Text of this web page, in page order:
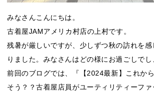
みなさんこんにちは。
古着屋JAMアメリカ村店の上村です。
残暑が厳しいですが、少しずつ秋の訪れを
りました。みなさんはどの様にお過ごしでし
前回のブログでは、『【2024最新】これか
そう？？古着屋店員がユーティリティーフ